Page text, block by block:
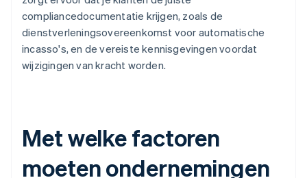
compliancedocumentatie krijgen, zoals de
dienstverleningsovereenkomst voor automatische
incasso's, en de vereiste kennisgevingen voordat
wijzigingen van kracht worden.
Met welke factoren
moeten ondernemingen